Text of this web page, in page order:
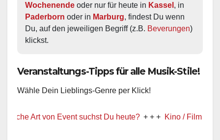
Wochenende oder nur für heute in Kassel
Paderborn oder in Marburg, findest Du wenn
Du, auf den jeweiligen Begriff (z.B. Beverungen)
klickst.
Veranstaltungs-Tipps für alle Musik-Stile!
Wähle Dein Lieblings-Genre per Klick!
von Event suchst Du heute? + + + Kino / Film + + + Ww